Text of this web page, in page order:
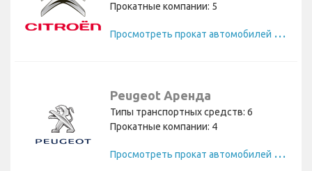
Прокатные компании: 5
П
росмотреть прокат автомобилей Citroen
Peugeot Аренда
Типы транспортных средств: 6
Прокатные компании: 4
П
росмотреть прокат автомобилей Peugeot